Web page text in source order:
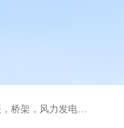
，风力发电用电缆